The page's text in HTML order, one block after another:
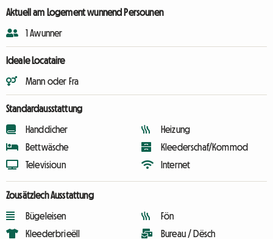
Aktuell am Logement wunnend Persounen
1 Awunner
Ideale Locataire
Mann oder Fra
Standardausstattung
Handdicher
Bettwäsche
Televisioun
Heizung
Kleederschaf/Kommod
Internet
Zousätzlech Ausstattung
Bügeleisen
Kleederbrieëll
Fön
Bureau / Dësch